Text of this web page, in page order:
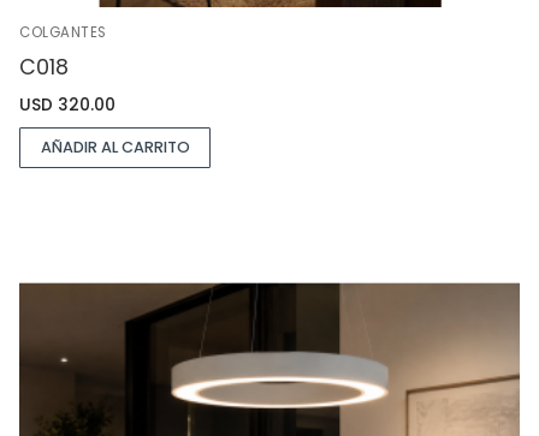
COLGANTES
C018
USD 320.00
AÑADIR AL CARRITO